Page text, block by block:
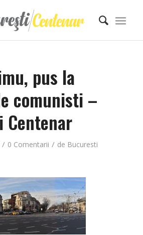
pus la
comunisti –
Centenar
/ 0 Comentarii / de Bucuresti